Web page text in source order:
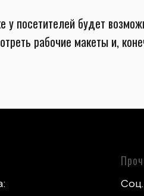
у посетителей будет
рабочие макеты и,